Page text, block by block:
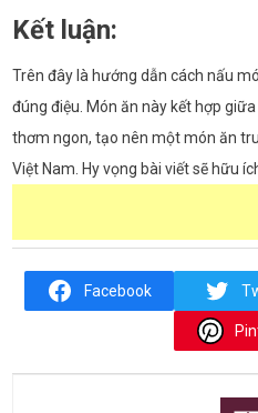
Kết luận:
Trên đây là hướng dẫn cách nấu
đúng điệu. Món ăn này kết hợp
thơm ngon, tạo nên một món ăn
Việt Nam. Hy vọng bài viết sẽ hữu
Facebook